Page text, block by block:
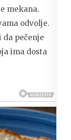
mekana.
odvolje.
da pečenje
ima dosta